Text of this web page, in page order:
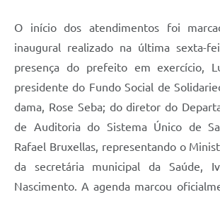
O início dos atendimentos foi
inaugural realizado na última sexta-
presença do prefeito em exercício,
presidente do Fundo Social de
dama, Rose Seba; do diretor do
de Auditoria do Sistema Único de
Rafael Bruxellas, representando o
da secretária municipal da Saúde,
Nascimento. A agenda marcou